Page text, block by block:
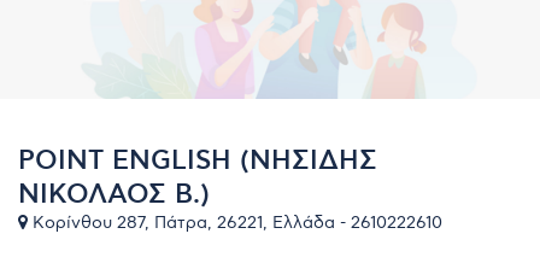
POINT ENGLISH (ΝΗΣΙΔΗΣ
ΝΙΚΟΛΑΟΣ Β.)
Κορίνθου 287, Πάτρα, 26221, Ελλάδα - 2610222610